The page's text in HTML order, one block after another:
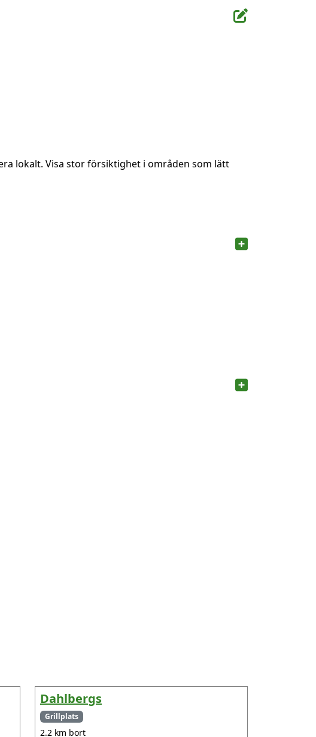
lokalt. Visa stor försiktighet i områden som lätt
Dahlbergs
Grillplats
2.2 km bort